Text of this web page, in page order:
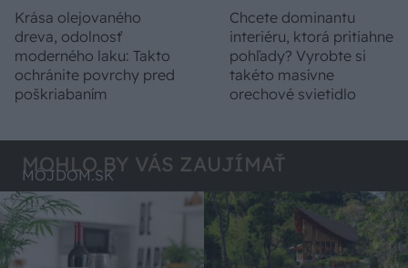
Krása olejovaného
dreva, odolnosť
moderného laku: Takto
ochránite povrchy pred
poškriabaním
Chcete dominantu
interiéru, ktorá pritiahne
pohľady? Vyrobte si
takéto masívne
orechové svietidlo
MOHLO BY VÁS ZAUJÍMAŤ
MÔJDOM.SK